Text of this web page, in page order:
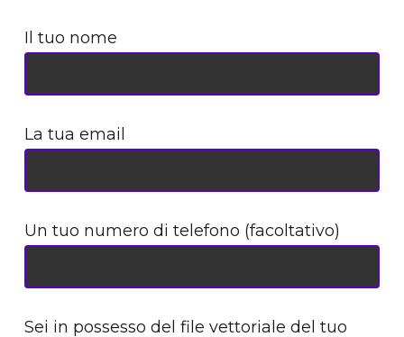
Il tuo nome
La tua email
Un tuo numero di telefono (facoltativo)
Sei in possesso del file vettoriale del tuo